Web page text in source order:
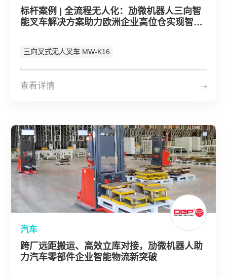
标杆案例 | 全流程无人化：劢微机器人三向智
能叉车解决方案助力欧洲企业高位仓实现智能
三向叉式无人叉车 MW-K16
查看详情
汽车
跨厂远距搬运、高效立库对接，劢微机器人助
力汽车零部件企业智能物流新突破